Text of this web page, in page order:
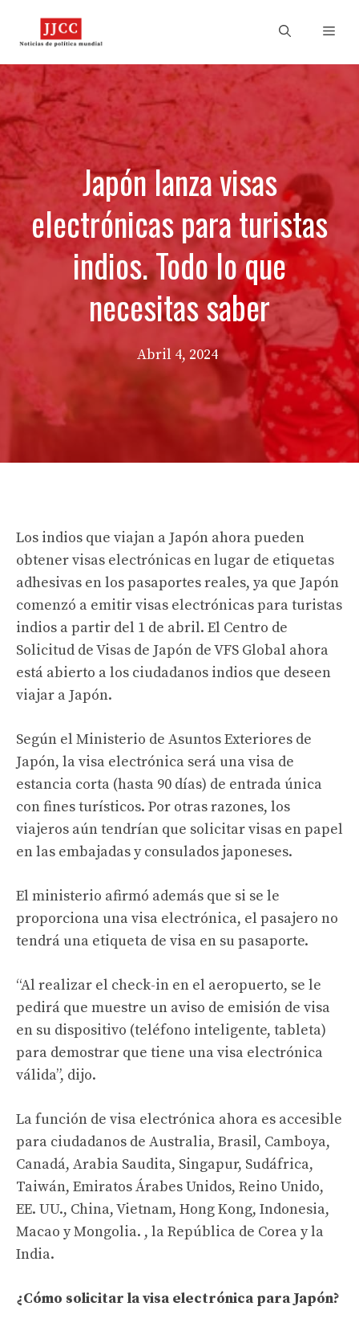
Japón lanza visas
electrónicas para turistas
indios. Todo lo que
necesitas saber
Abril 4, 2024
Los indios que viajan a Japón ahora pueden
obtener visas electrónicas en lugar de etiquetas
adhesivas en los pasaportes reales, ya que Japón
comenzó a emitir visas electrónicas para turistas
indios a partir del 1 de abril. El Centro de
Solicitud de Visas de Japón de VFS Global ahora
está abierto a los ciudadanos indios que deseen
viajar a Japón.
Según el Ministerio de Asuntos Exteriores de
Japón, la visa electrónica será una visa de
estancia corta (hasta 90 días) de entrada única
con fines turísticos. Por otras razones, los
viajeros aún tendrían que solicitar visas en papel
en las embajadas y consulados japoneses.
El ministerio afirmó además que si se le
proporciona una visa electrónica, el pasajero no
tendrá una etiqueta de visa en su pasaporte.
“Al realizar el check-in en el aeropuerto, se le
pedirá que muestre un aviso de emisión de visa
en su dispositivo (teléfono inteligente, tableta)
para demostrar que tiene una visa electrónica
válida”, dijo.
La función de visa electrónica ahora es accesible
para ciudadanos de Australia, Brasil, Camboya,
Canadá, Arabia Saudita, Singapur, Sudáfrica,
Taiwán, Emiratos Árabes Unidos, Reino Unido,
EE. UU., China, Vietnam, Hong Kong, Indonesia,
Macao y Mongolia. , la República de Corea y la
India.
¿Cómo solicitar la visa electrónica para Japón?